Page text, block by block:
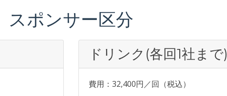
スポンサー区分
ドリンク(各回1社まで)
費用：32,400円／回（税込）